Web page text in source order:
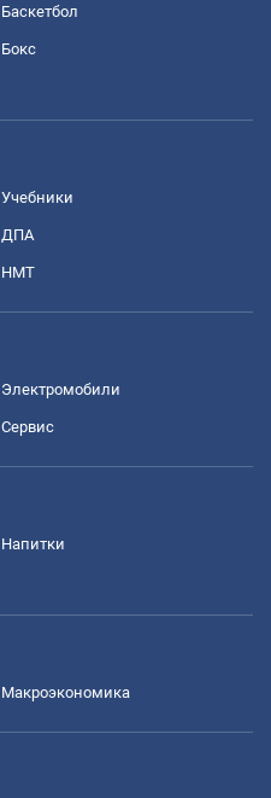
Баскетбол
Бокс
Учебники
ДПА
НМТ
Электромобили
Сервис
Напитки
Mакроэкономика